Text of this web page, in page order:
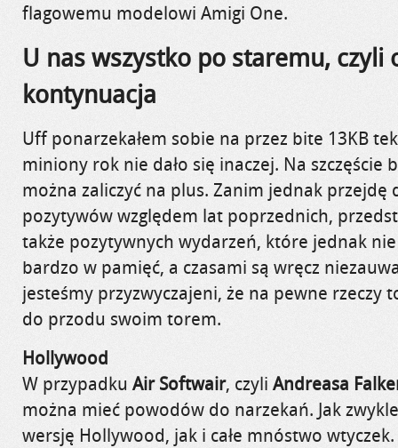
flagowemu modelowi Amigi One.
U nas wszystko po staremu, czyli
kontynuacja
Uff ponarzekałem sobie na przez bite 13KB
miniony rok nie dało się inaczej. Na szczęście
można zaliczyć na plus. Zanim jednak przejdę
pozytywów względem lat poprzednich,
także pozytywnych wydarzeń, które jednak
bardzo w pamięć, a czasami są wręcz
jesteśmy przyzwyczajeni, że na pewne rzeczy
do przodu swoim torem.
Hollywood
W przypadku Air Softwair, czyli Andreasa
można mieć powodów do narzekań. Jak
wersję Hollywood, jak i całe mnóstwo